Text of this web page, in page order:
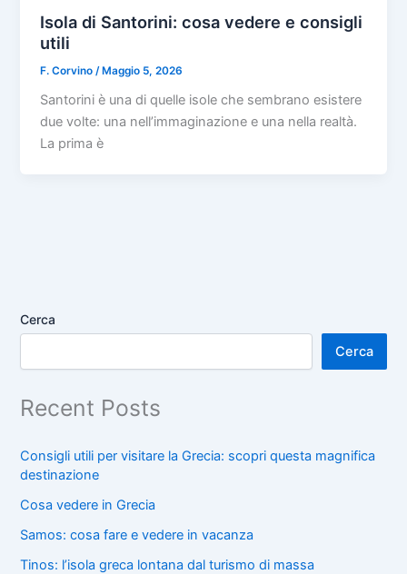
Isola di Santorini: cosa vedere e consigli
utili
F. Corvino /Maggio 5, 2026
Santorini è una di quelle isole che sembrano esistere
due volte: una nell’immaginazione e una nella realtà.
La prima è
Cerca
Cerca
Recent Posts
Consigli utili per visitare la Grecia: scopri questa magnifica
destinazione
Cosa vedere in Grecia
Samos: cosa fare e vedere in vacanza
Tinos: l’isola greca lontana dal turismo di massa